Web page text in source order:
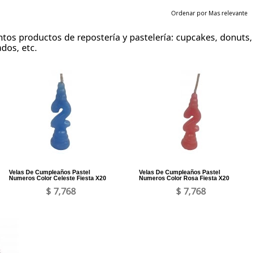
Ordenar por Mas relevante
productos de repostería y pastelería: cupcakes, donuts,
etc.
Velas De Cumpleaños Pastel
Numeros Color Celeste Fiesta X20
$ 7,768
Velas De Cumpleaños Pastel
Numeros Color Rosa Fiesta X20
$ 7,768